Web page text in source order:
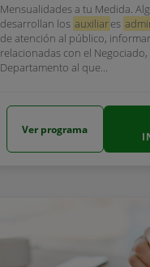
Mensualidades a tu Medida.
desarrollan los auxiliares
de atención al público,
relacionadas con el Negociado,
Departamento al que...
Ver programa